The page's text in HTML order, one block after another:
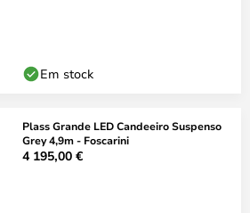
Em stock
Plass Grande LED Candeeiro Suspenso
Grey 4,9m - Foscarini
4 195,00 €